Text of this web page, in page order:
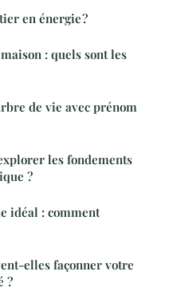
en énergie ?
: quels sont les
de vie avec prénom
les fondements
?
idéal : comment
elles façonner votre
?